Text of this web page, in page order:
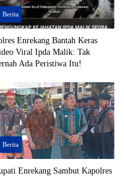
Berita
Enrekang Bantah Keras
Viral Ipda Malik: Tak
Ada Peristiwa Itu!
Berita
Enrekang Sambut Kapolres